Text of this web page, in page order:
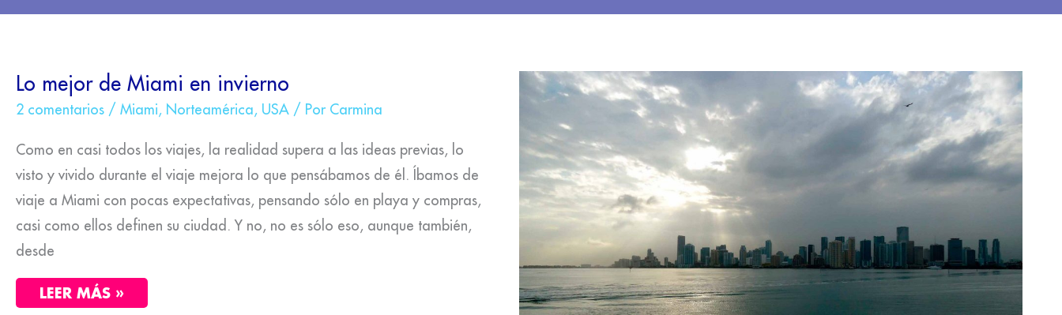
Lo mejor de Miami en invierno
2 comentarios / Miami, Norteamérica, USA / Por Carmina
Como en casi todos los viajes, la realidad supera a las ideas previas, lo
visto y vivido durante el viaje mejora lo que pensábamos de él. Íbamos de
viaje a Miami con pocas expectativas, pensando sólo en playa y compras,
casi como ellos definen su ciudad. Y no, no es sólo eso, aunque también,
desde
LEER MÁS »
LO
MEJOR
DE
MIAMI
INVIERNO